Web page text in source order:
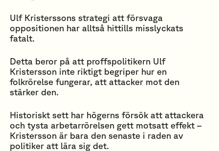
Ulf Kristerssons strategi att försvaga
oppositionen har alltså hittills misslyckats
fatalt.
Detta beror på att proffspolitikern Ulf
Kristersson inte riktigt begriper hur en
folkrörelse fungerar, att attacker mot den
stärker den.
Historiskt sett har högerns försök att attackera
och tysta arbetarrörelsen gett motsatt effekt –
Kristersson är bara den senaste i raden av
politiker att lära sig det.